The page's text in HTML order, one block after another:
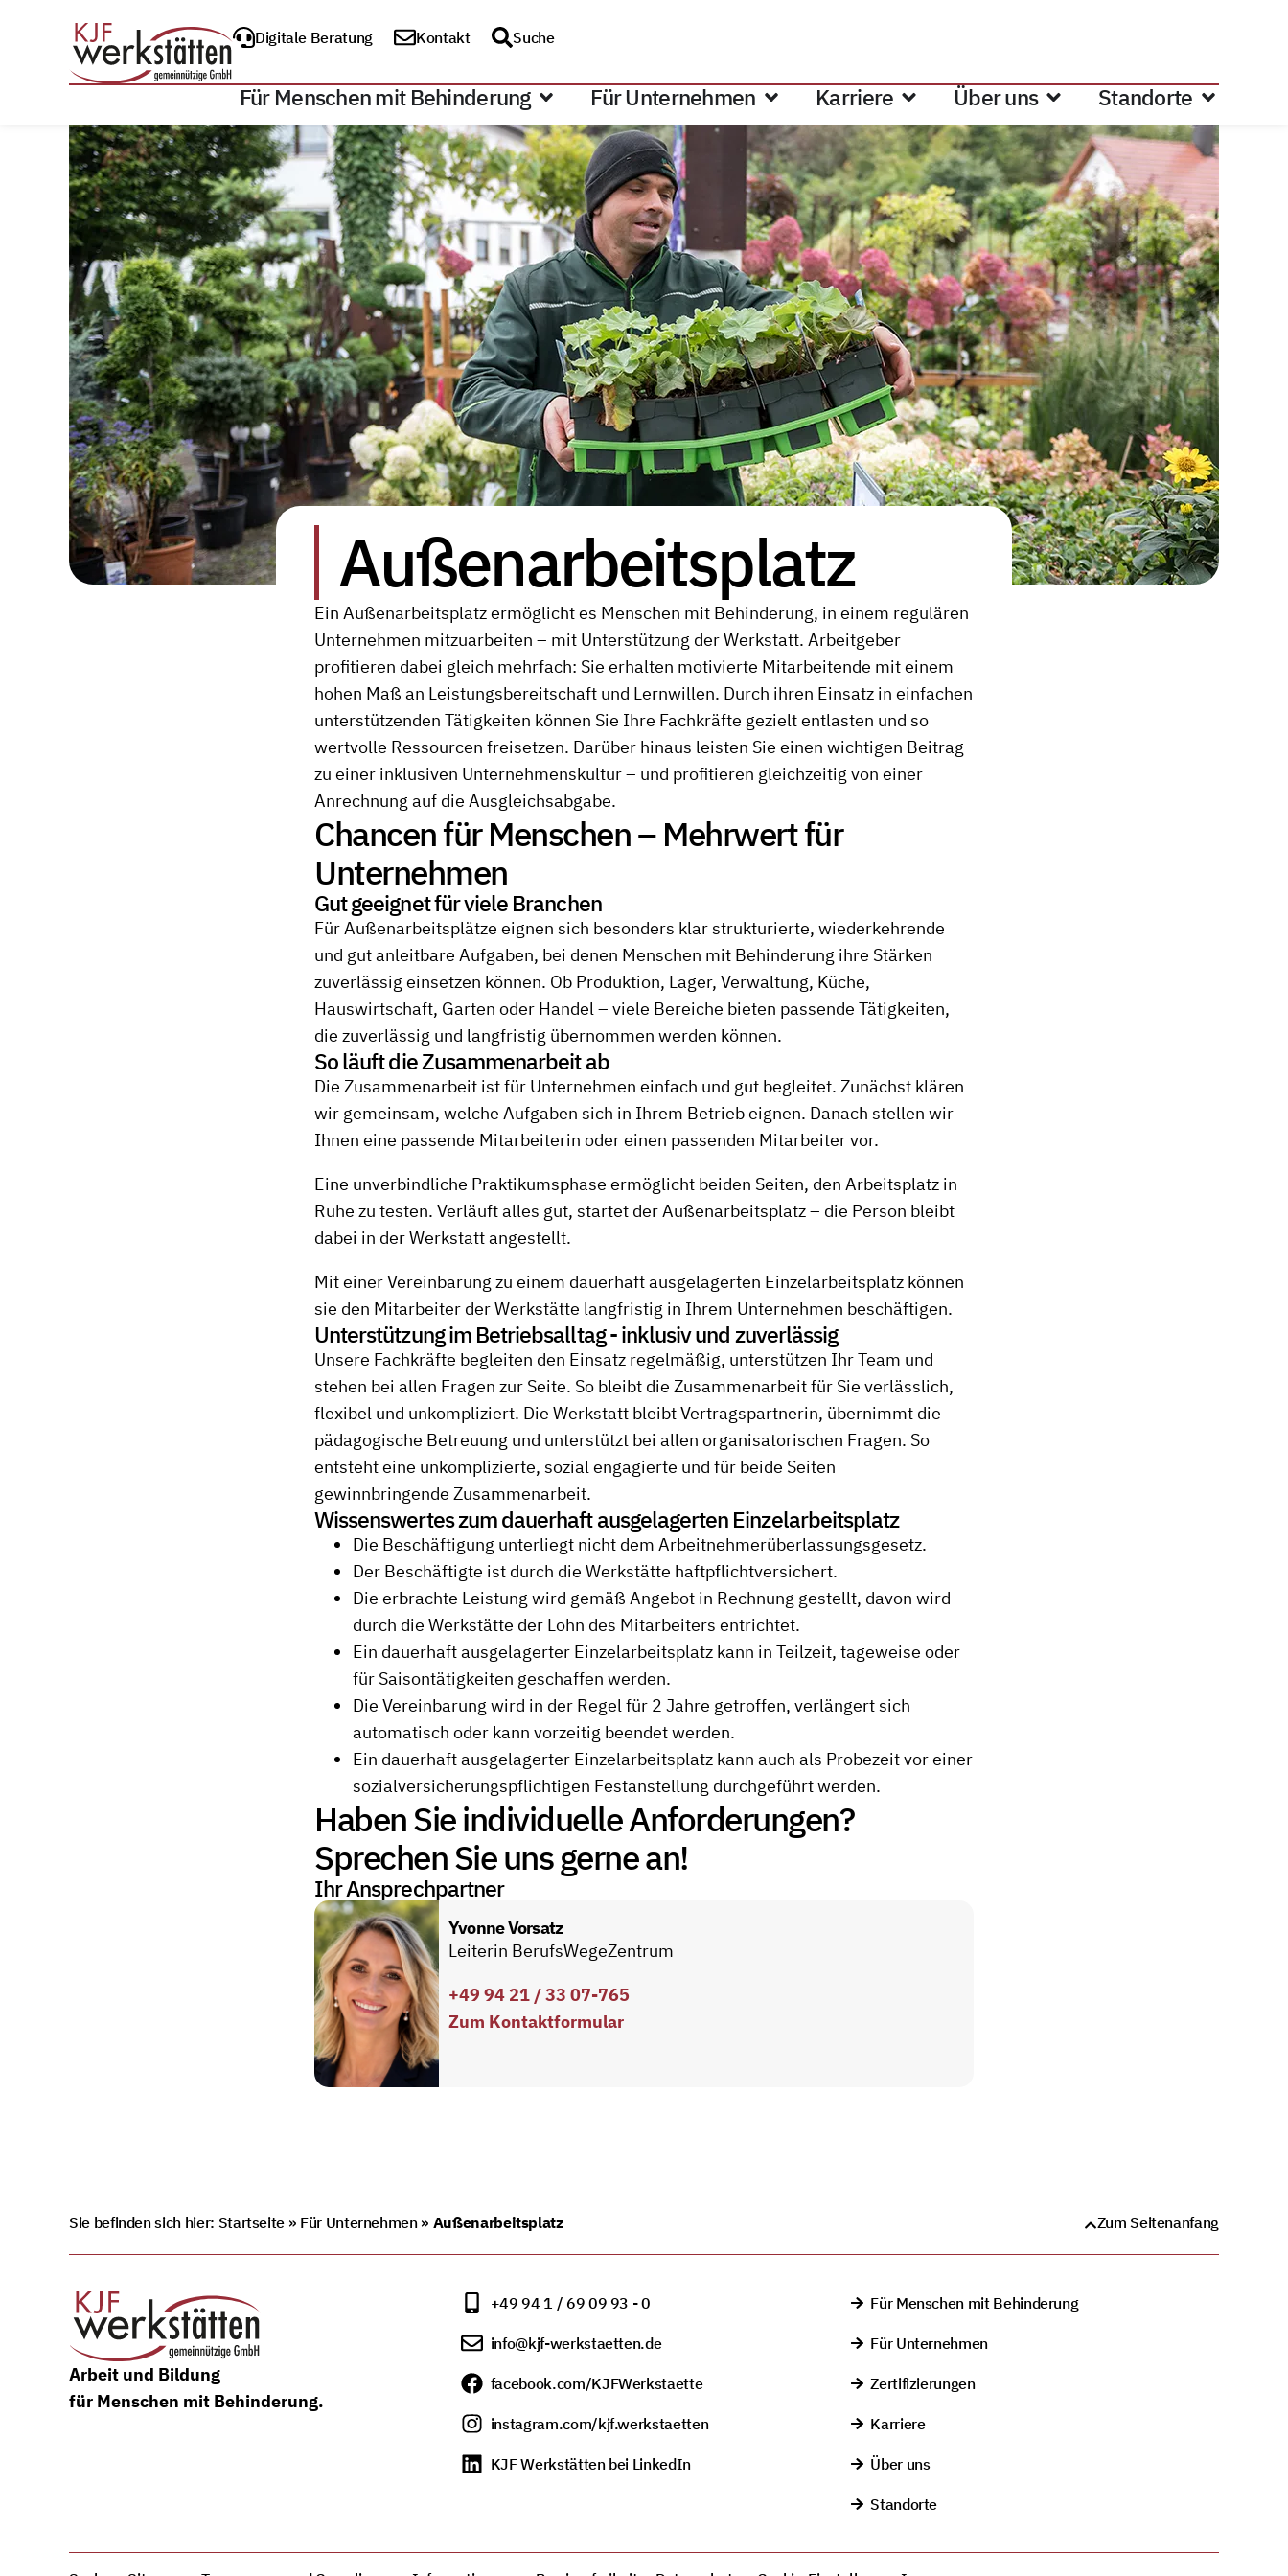
Digitale Beratung Kontakt Suche
Für Menschen mit Behinderung Für Unternehmen Karriere Über uns Standorte
Außenarbeitsplatz
Ein Außenarbeitsplatz ermöglicht es Menschen mit Behinderung, in einem regulären
Unternehmen mitzuarbeiten – mit Unterstützung der Werkstatt. Arbeitgeber
profitieren dabei gleich mehrfach: Sie erhalten motivierte Mitarbeitende mit einem
hohen Maß an Leistungsbereitschaft und Lernwillen. Durch ihren Einsatz in einfachen
unterstützenden Tätigkeiten können Sie Ihre Fachkräfte gezielt entlasten und so
wertvolle Ressourcen freisetzen. Darüber hinaus leisten Sie einen wichtigen Beitrag
zu einer inklusiven Unternehmenskultur – und profitieren gleichzeitig von einer
Anrechnung auf die Ausgleichsabgabe.
Chancen für Menschen – Mehrwert für
Unternehmen
Gut geeignet für viele Branchen
Für Außenarbeitsplätze eignen sich besonders klar strukturierte, wiederkehrende
und gut anleitbare Aufgaben, bei denen Menschen mit Behinderung ihre Stärken
zuverlässig einsetzen können. Ob Produktion, Lager, Verwaltung, Küche,
Hauswirtschaft, Garten oder Handel – viele Bereiche bieten passende Tätigkeiten,
die zuverlässig und langfristig übernommen werden können.
So läuft die Zusammenarbeit ab
Die Zusammenarbeit ist für Unternehmen einfach und gut begleitet. Zunächst klären
wir gemeinsam, welche Aufgaben sich in Ihrem Betrieb eignen. Danach stellen wir
Ihnen eine passende Mitarbeiterin oder einen passenden Mitarbeiter vor.
Eine unverbindliche Praktikumsphase ermöglicht beiden Seiten, den Arbeitsplatz in
Ruhe zu testen. Verläuft alles gut, startet der Außenarbeitsplatz – die Person bleibt
dabei in der Werkstatt angestellt.
Mit einer Vereinbarung zu einem dauerhaft ausgelagerten Einzelarbeitsplatz können
sie den Mitarbeiter der Werkstätte langfristig in Ihrem Unternehmen beschäftigen.
Unterstützung im Betriebsalltag - inklusiv und zuverlässig
Unsere Fachkräfte begleiten den Einsatz regelmäßig, unterstützen Ihr Team und
stehen bei allen Fragen zur Seite. So bleibt die Zusammenarbeit für Sie verlässlich,
flexibel und unkompliziert. Die Werkstatt bleibt Vertragspartnerin, übernimmt die
pädagogische Betreuung und unterstützt bei allen organisatorischen Fragen. So
entsteht eine unkomplizierte, sozial engagierte und für beide Seiten
gewinnbringende Zusammenarbeit.
Wissenswertes zum dauerhaft ausgelagerten Einzelarbeitsplatz
Die Beschäftigung unterliegt nicht dem Arbeitnehmerüberlassungsgesetz.
Der Beschäftigte ist durch die Werkstätte haftpflichtversichert.
Die erbrachte Leistung wird gemäß Angebot in Rechnung gestellt, davon wird
durch die Werkstätte der Lohn des Mitarbeiters entrichtet.
Ein dauerhaft ausgelagerter Einzelarbeitsplatz kann in Teilzeit, tageweise oder
für Saisontätigkeiten geschaffen werden.
Die Vereinbarung wird in der Regel für 2 Jahre getroffen, verlängert sich
automatisch oder kann vorzeitig beendet werden.
Ein dauerhaft ausgelagerter Einzelarbeitsplatz kann auch als Probezeit vor einer
sozialversicherungspflichtigen Festanstellung durchgeführt werden.
Haben Sie individuelle Anforderungen?
Sprechen Sie uns gerne an!
Ihr Ansprechpartner
Yvonne Vorsatz
Leiterin BerufsWegeZentrum
+49 94 21 / 33 07-765
Zum Kontaktformular
Sie befinden sich hier: Startseite » Für Unternehmen» Außenarbeitsplatz Zum Seitenanfang
Arbeit und Bildung
für Menschen mit Behinderung.
+49 94 1 / 69 09 93 - 0
info@kjf-werkstaetten.de
facebook.com/KJFWerkstaette
instagram.com/kjf.werkstaetten
KJF Werkstätten bei LinkedIn
Für Menschen mit Behinderung
Für Unternehmen
Zertifizierungen
Karriere
Über uns
Standorte